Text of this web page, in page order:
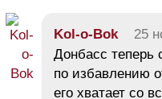
Kol-o-Bok 25
Донбасс теперь
по избавлению
его хватает со